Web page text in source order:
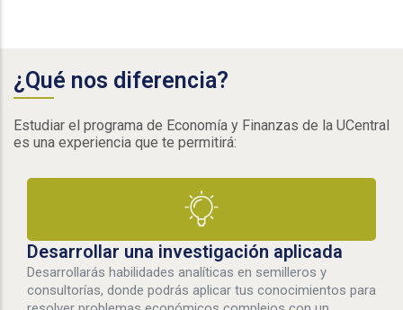
¿Qué nos diferencia?
Estudiar el programa de Economía y Finanzas de la UCentral
es una experiencia que te permitirá:
Desarrollar una investigación aplicada
Desarrollarás habilidades analíticas en semilleros y
consultorías, donde podrás aplicar tus conocimientos para